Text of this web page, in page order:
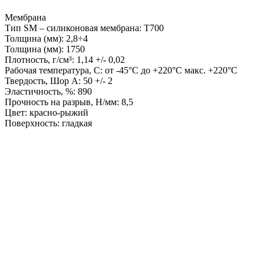
Мембрана
Тип SM – силиконовая мембрана: Т700
Толщина (мм): 2,8÷4
Толщина (мм): 1750
Плотность, г/см³: 1,14 +/- 0,02
Рабочая температура, С: от -45°С до +220°С макс. +220°С
Твердость, Шор А: 50 +/- 2
Эластичность, %: 890
Прочность на разрыв, Н/мм: 8,5
Цвет: красно-рыжий
Поверхность: гладкая